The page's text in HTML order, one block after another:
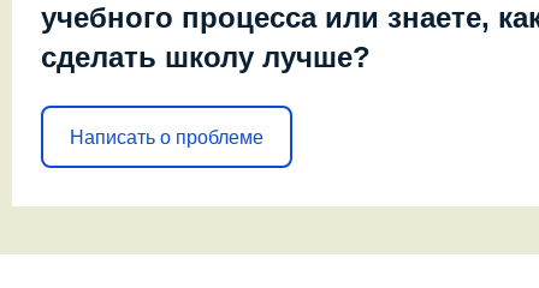
учебного процесса или знаете,
сделать школу лучше?
Написать о проблеме